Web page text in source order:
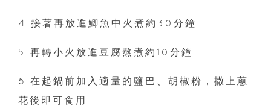
4.接著再放進鯽魚中火煮約30分鐘
5.再轉小火放進豆腐熬煮約10分鐘
6.在起鍋前加入適量的鹽巴、胡椒粉，撒上蔥
花後即可食用